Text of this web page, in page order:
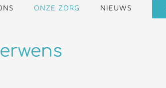
ONZE ZORG NIEUWS